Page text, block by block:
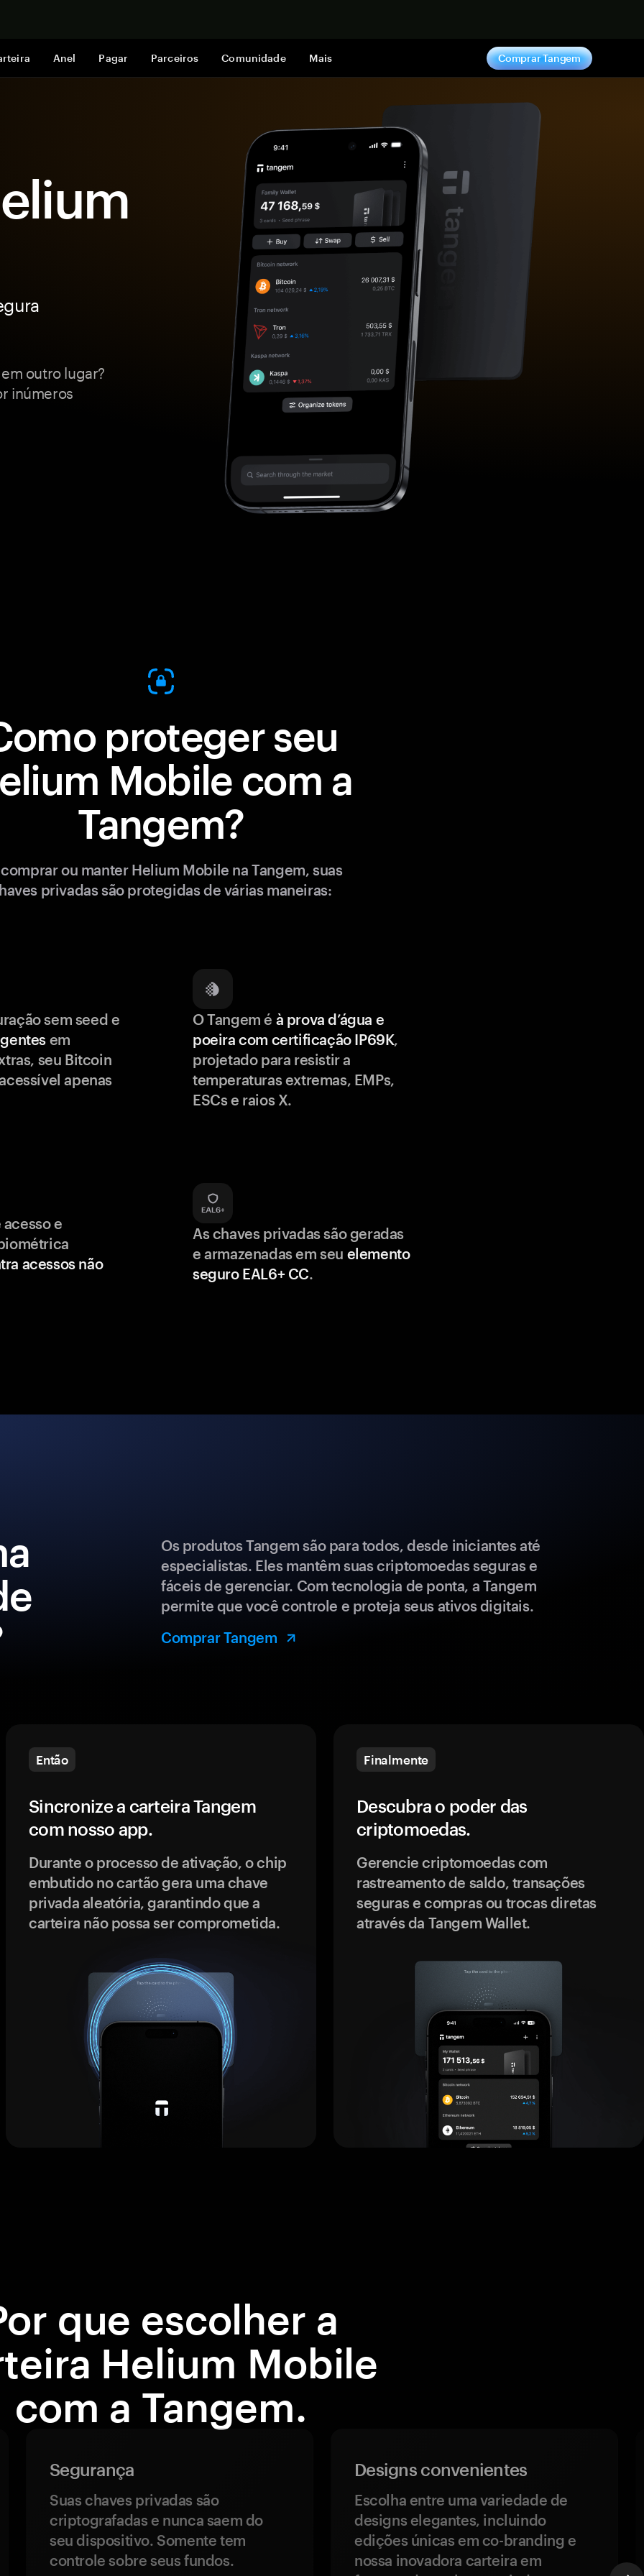
Anel Pagar Parceiros Comunidade Mais Comprar Tangem
outro lugar?
inúmeros
proteger seu
Mobile com a
Tangem?
ou manter Helium Mobile na Tangem, suas
privadas são protegidas de várias maneiras:
sem seed e
em
seu Bitcoin
apenas
O Tangem é à prova d’água e
poeira com certificação IP69K,
projetado para resistir a
temperaturas extremas, EMPs,
ESCs e raios X.
e
acessos não
As chaves privadas são geradas
e armazenadas em seu elemento
seguro EAL6+ CC.
Os produtos Tangem são para todos, desde iniciantes até
especialistas. Eles mantêm suas criptomoedas seguras e
fáceis de gerenciar. Com tecnologia de ponta, a Tangem
permite que você controle e proteja seus ativos digitais.
Comprar Tangem
Então
Sincronize a carteira Tangem
com nosso app.
Durante o processo de ativação, o chip
embutido no cartão gera uma chave
privada aleatória, garantindo que a
carteira não possa ser comprometida.
Finalmente
Descubra o poder das
criptomoedas.
Gerencie criptomoedas com
rastreamento de saldo, transações
seguras e compras ou trocas diretas
através da Tangem Wallet.
que escolher a
Helium Mobile
com a Tangem.
Segurança
Suas chaves privadas são
criptografadas e nunca saem do
seu dispositivo. Somente tem
controle sobre seus fundos.
Designs convenientes
Escolha entre uma variedade de
designs elegantes, incluindo
edições únicas em co-branding e
nossa inovadora carteira em